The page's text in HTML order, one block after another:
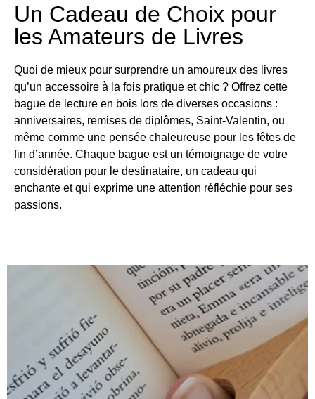
Un Cadeau de Choix pour
les Amateurs de Livres
Quoi de mieux pour surprendre un amoureux des livres
qu’un accessoire à la fois pratique et chic ? Offrez cette
bague de lecture en bois lors de diverses occasions :
anniversaires, remises de diplômes, Saint-Valentin, ou
même comme une pensée chaleureuse pour les fêtes de
fin d’année. Chaque bague est un témoignage de votre
considération pour le destinataire, un cadeau qui
enchante et qui exprime une attention réfléchie pour ses
passions.